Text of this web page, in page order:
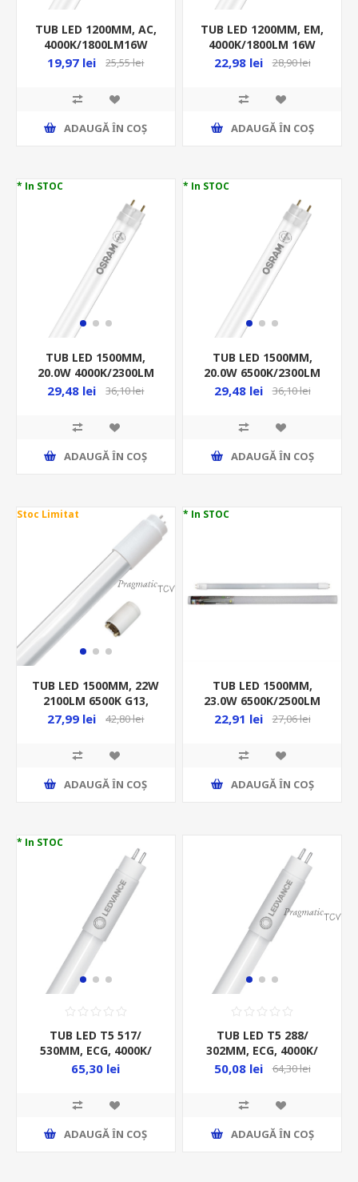
TUB LED 1200MM, AC,
4000K/1800LM16W
G13/T8/1CAP AC, 220-
19,97 lei 25,55 lei
ADAUGĂ ȊN COŞ
TUB LED 1200MM, EM,
4000K/1800LM 16W
G13/T8.1CAP, 220-240V
22,98 lei 28,90 lei
ADAUGĂ ȊN COŞ
* In STOC
TUB LED 1500MM,
20.0W 4000K/2300LM
G13 T8 EM AC, 220-240V
29,48 lei 36,10 lei
ADAUGĂ ȊN COŞ
* In STOC
TUB LED 1500MM,
20.0W 6500K/2300LM
G13/T8/1CAP AC, 220-
29,48 lei 36,10 lei
ADAUGĂ ȊN COŞ
Stoc Limitat
TUB LED 1500MM, 22W
2100LM 6500K G13,
SINGLE, BALAST
27,99 lei 42,80 lei
ADAUGĂ ȊN COŞ
* In STOC
TUB LED 1500MM,
23.0W 6500K/2500LM
G13/T8/2CAP, 13-0230
22,91 lei 27,06 lei
ADAUGĂ ȊN COŞ
* In STOC
TUB LED T5 517/
530MM, ECG, 4000K/
850LM, 7W/30-55V, HF
65,30 lei
ADAUGĂ ȊN COŞ
TUB LED T5 288/
302MM, ECG, 4000K/
400LM, 4W/17-40V, HF
50,08 lei 64,30 lei
ADAUGĂ ȊN COŞ